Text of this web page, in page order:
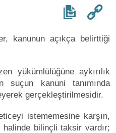
kanunun açıkça belirttiği
yükümlülüğüne aykırılık
suçun kanuni tanımında
gerçekleştirilmesidir.
istememesine karşın,
bilinçli taksir vardır;